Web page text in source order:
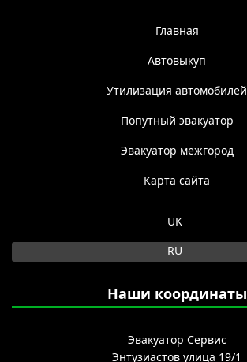
Главная
Автовыкуп
Утилизация автомобилей
Попутный эвакуатор
Эвакуатор межгород
Карта сайта
UK
RU
Наши координаты
Эвакуатор Сервис
Энтузиастов улица 19/1